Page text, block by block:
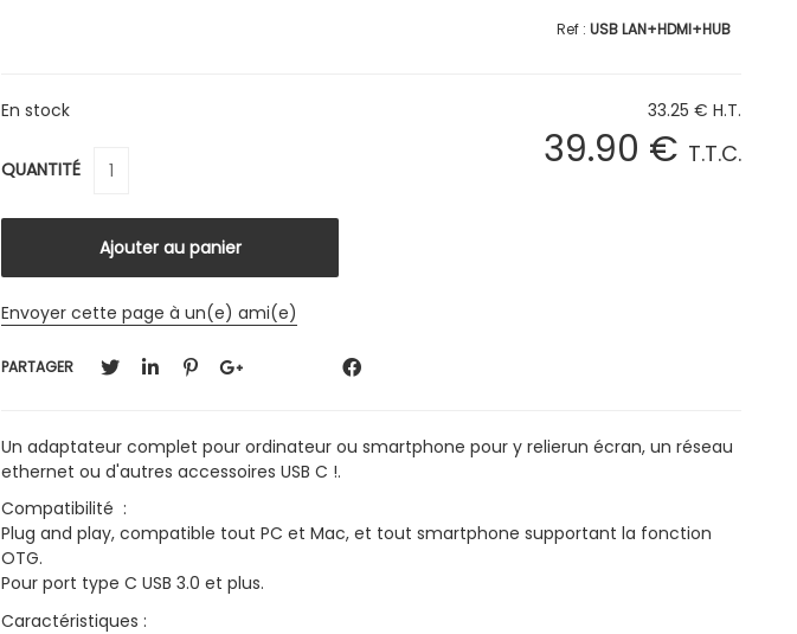
USB LAN+HDMI+HUB
33.25 € H.T.
39.90 € T.T.C.
En stock
QUANTITÉ
Envoyer cette page à un(e) ami(e)
PARTAGER
Un adaptateur complet pour ordinateur ou smartphone pour y relierun écran, un réseau
ethernet ou d'autres accessoires USB C !.
Compatibilité :
Plug and play, compatible tout PC et Mac, et tout smartphone supportant la fonction
OTG.
Pour port type C USB 3.0 et plus.
Caractéristiques :